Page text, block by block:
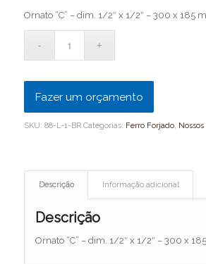
Ornato “C” – dim. 1/2″ x 1/2″ – 300 x 185
Fazer um orçamento
SKU: 88-L-1-BR Categorias: Ferro Forjado,
Descrição Informação adicional
Descrição
Ornato “C” – dim. 1/2″ x 1/2″ – 300 x